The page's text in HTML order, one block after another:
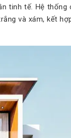
tinh tế. Hệ thống
và xám, kết